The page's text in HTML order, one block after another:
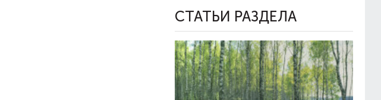
СТАТЬИ РАЗДЕЛА